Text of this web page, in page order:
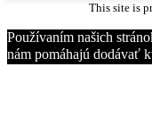
This site is
Používaním našich
nám pomáhajú dodávať